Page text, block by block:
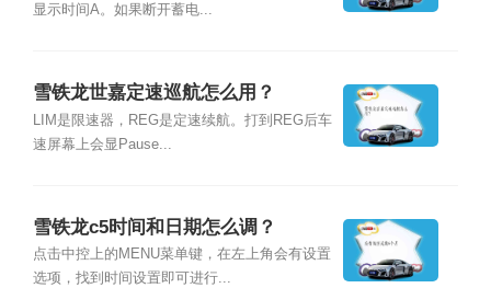
显示时间A。如果断开蓄电...
雪铁龙世嘉定速巡航怎么用？
LIM是限速器，REG是定速续航。打到REG后车
速屏幕上会显Pause...
雪铁龙c5时间和日期怎么调？
点击中控上的MENU菜单键，在左上角会有设置
选项，找到时间设置即可进行...